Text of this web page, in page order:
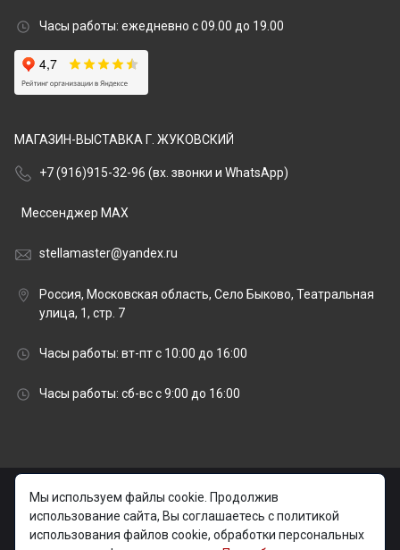
Часы работы: ежедневно с 09.00 до 19.00
МАГАЗИН-ВЫСТАВКА Г. ЖУКОВСКИЙ
+7 (916)915-32-96 (вх. звонки и WhatsApp)
Мессенджер MAX
stellamaster@yandex.ru
Россия, Московская область, Село Быково, Театральная
улица, 1, стр. 7
Часы работы: вт-пт с 10:00 до 16:00
Часы работы: сб-вс с 9:00 до 16:00
© 2026 stellamaster.ru | «Стелла Мастер» Гранитная
мастерская |
Изготовление и установка памятников на могилу в
Мы используем файлы cookie. Продолжив
использование сайта, Вы соглашаетесь с политикой
использования файлов cookie, обработки персональных